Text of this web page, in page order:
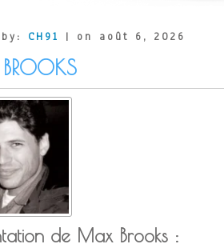
CH91 | on août 6, 2026
de Max Brooks :